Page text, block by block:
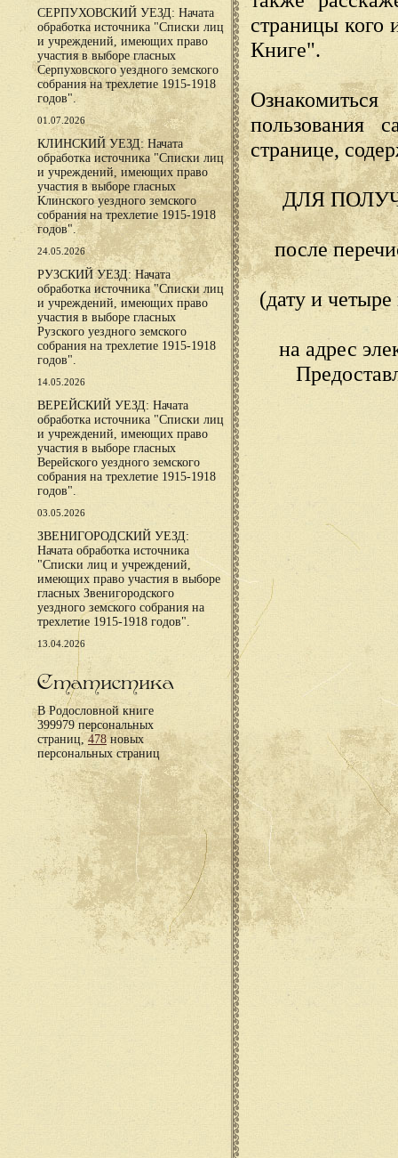
СЕРПУХОВСКИЙ УЕЗД: Начата
обработка источника "Списки лиц
и учреждений, имеющих право
участия в выборе гласных
Серпуховского уездного земского
собрания на трехлетие 1915-1918
годов".
01.07.2026
КЛИНСКИЙ УЕЗД: Начата
обработка источника "Списки лиц
и учреждений, имеющих право
участия в выборе гласных
Клинского уездного земского
собрания на трехлетие 1915-1918
годов".
24.05.2026
РУЗСКИЙ УЕЗД: Начата
обработка источника "Списки лиц
и учреждений, имеющих право
участия в выборе гласных
Рузского уездного земского
собрания на трехлетие 1915-1918
годов".
14.05.2026
ВЕРЕЙСКИЙ УЕЗД: Начата
обработка источника "Списки лиц
и учреждений, имеющих право
участия в выборе гласных
Верейского уездного земского
собрания на трехлетие 1915-1918
годов".
03.05.2026
ЗВЕНИГОРОДСКИЙ УЕЗД:
Начата обработка источника
"Списки лиц и учреждений,
имеющих право участия в выборе
гласных Звенигородского
уездного земского собрания на
трехлетие 1915-1918 годов".
13.04.2026
Статистика
В Родословной книге
399979 персональных
страниц,478новых
персональных страниц
страницы кого
Книге".
пользования
странице,
ДЛЯ
после
(дату и
на адрес